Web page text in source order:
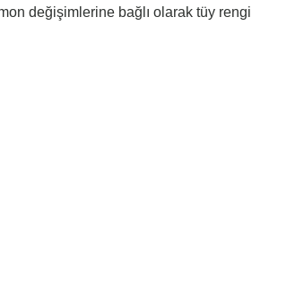
değişimlerine bağlı olarak tüy rengi